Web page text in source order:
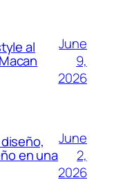
al
June
9,
2026
en una
June
2,
2026